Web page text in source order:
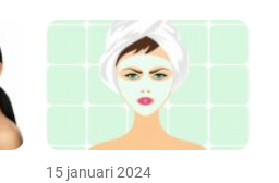
15 januari 2024